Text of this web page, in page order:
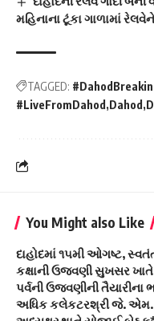
મહિનાના ટૂંકા ગાળામાં
TAGGED:
#LiveFromDahod Dahod
You Might also Like
દાહોદમાં ૧૫મી ઓગષ્ટ,
કક્ષાની ઉજવણી સુખસર
પર્વની ઉજવણીની તૈયારીના
અધિક કલેકટરશ્રી જે. એમ.